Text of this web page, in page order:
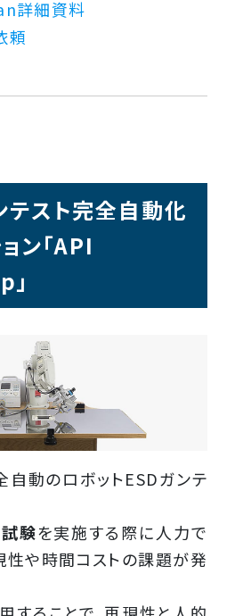
詳細資料
頼
テスト完全自動化
ン「API
動のロボットESDガンテ
験を実施する際に人力で
性や時間コストの課題が発